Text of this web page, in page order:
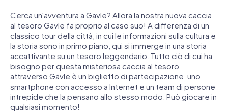
Cerca un'avventura a Gävle? Allora la nostra nuova caccia
al tesoro Gävle fa proprio al caso suo! A differenza di un
classico tour della città, in cui le informazioni sulla cultura e
la storia sono in primo piano, qui si immerge in una storia
accattivante su un tesoro leggendario. Tutto ciò di cui ha
bisogno per questa misteriosa caccia al tesoro
attraverso Gävle è un biglietto di partecipazione, uno
smartphone con accesso a Internet e un team di persone
intrepide che la pensano allo stesso modo. Può giocare in
qualsiasi momento!